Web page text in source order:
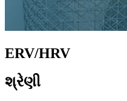
ERV/HRV
શ્રેણી